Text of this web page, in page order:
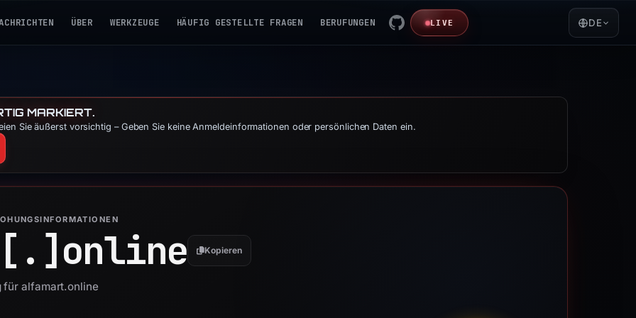
ÜBER WERKZEUGE HÄUFIG GESTELLTE FRAGEN BERUFUNGEN LIVE DE
MARKIERT.
Sie äußerst vorsichtig – Geben Sie keine Anmeldeinformationen oder persönlichen Daten ein.
online Kopieren
für alfamart.online